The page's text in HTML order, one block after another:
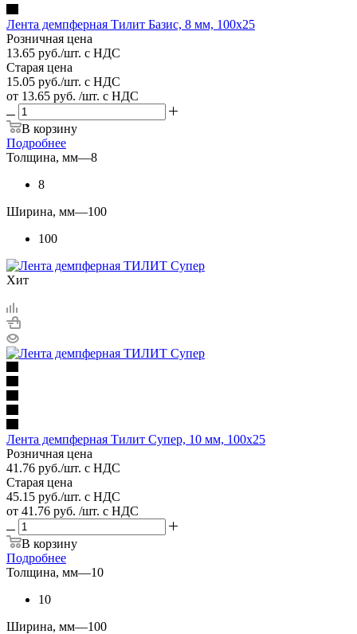
Лента демпферная Тилит Базис, 8 мм, 100х25
Розничная цена
13.65 руб./шт. с НДС
Старая цена
15.05 руб./шт. с НДС
от 13.65 руб. /шт. с НДС
В корзину
Подробнее
Толщина, мм—8
8
Ширина, мм—100
100
Хит
Лента демпферная Тилит Супер, 10 мм, 100х25
Розничная цена
41.76 руб./шт. с НДС
Старая цена
45.15 руб./шт. с НДС
от 41.76 руб. /шт. с НДС
В корзину
Подробнее
Толщина, мм—10
10
Ширина, мм—100